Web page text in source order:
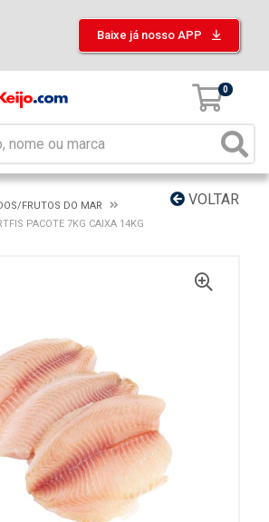
Baixe já nosso APP
0
VOLTAR
FRUTOS DO MAR
PACOTE 7KG CAIXA 14KG